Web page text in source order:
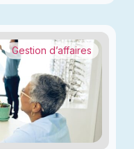
Gestion d’affaires